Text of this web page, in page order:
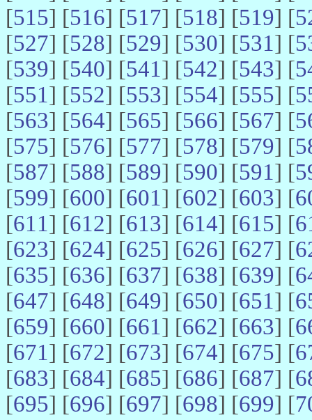
[515] [516] [517] [518] [519] [
[527] [528] [529] [530] [531] [
[539] [540] [541] [542] [543] [
[551] [552] [553] [554] [555] [
[563] [564] [565] [566] [567] [
[575] [576] [577] [578] [579] [
[587] [588] [589] [590] [591] [
[599] [600] [601] [602] [603] [
[611] [612] [613] [614] [615] [
[623] [624] [625] [626] [627] [
[635] [636] [637] [638] [639] [
[647] [648] [649] [650] [651] [
[659] [660] [661] [662] [663] [
[671] [672] [673] [674] [675] [
[683] [684] [685] [686] [687] [
[695] [696] [697] [698] [699] [